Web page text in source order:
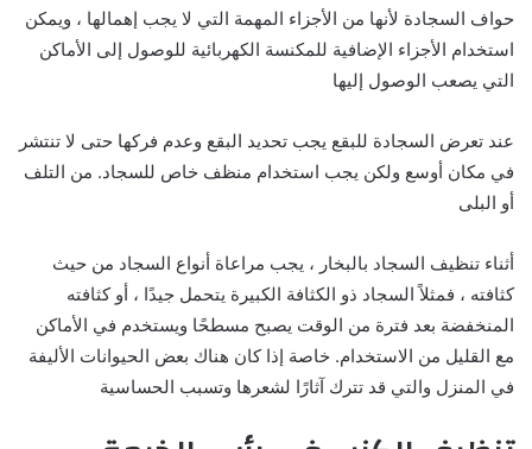
حواف السجادة لأنها من الأجزاء المهمة التي لا يجب إهمالها ، ويمكن
استخدام الأجزاء الإضافية للمكنسة الكهربائية للوصول إلى الأماكن
التي يصعب الوصول إليها
عند تعرض السجادة للبقع يجب تحديد البقع وعدم فركها حتى لا تنتشر
في مكان أوسع ولكن يجب استخدام منظف خاص للسجاد. من التلف
أو البلى
أثناء تنظيف السجاد بالبخار ، يجب مراعاة أنواع السجاد من حيث
كثافته ، فمثلاً السجاد ذو الكثافة الكبيرة يتحمل جيدًا ، أو كثافته
المنخفضة بعد فترة من الوقت يصبح مسطحًا ويستخدم في الأماكن
مع القليل من الاستخدام. خاصة إذا كان هناك بعض الحيوانات الأليفة
في المنزل والتي قد تترك آثارًا لشعرها وتسبب الحساسية